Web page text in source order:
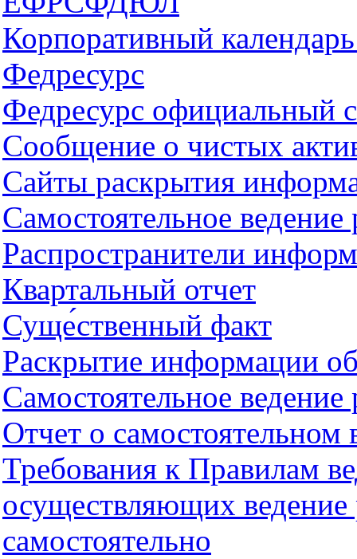
Корпоративный
Федресурс
Федресурс официальный
Сообщение о чистых
Сайты раскрытия
Самостоятельное
Распространители
Квартальный отчет
Суще́ственный факт
Раскрытие информации
Самостоятельное
Отчет о самостоятельном
Требования к Правилам
осуществляющих ведение
самостоятельно